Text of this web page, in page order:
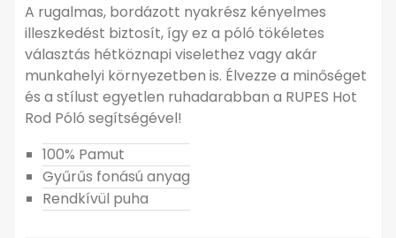
A rugalmas, bordázott nyakrész kényelmes
illeszkedést biztosít, így ez a póló tökéletes
választás hétköznapi viselethez vagy akár
munkahelyi környezetben is. Élvezze a minőséget
és a stílust egyetlen ruhadarabban a RUPES Hot
Rod Póló segítségével!
100% Pamut
Gyűrűs fonású anyag
Rendkívül puha